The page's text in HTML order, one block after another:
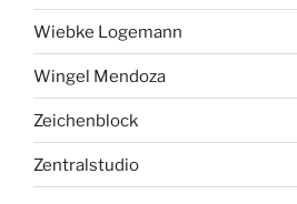
Wiebke Logemann
Wingel Mendoza
Zeichenblock
Zentralstudio